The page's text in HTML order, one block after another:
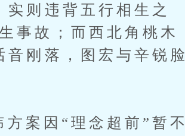
则违背五行相生之
事故；而西北角桃木
刚落，图宏与辛锐脸
案因“理念超前”暂不